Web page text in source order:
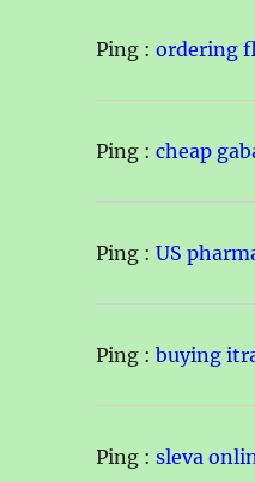
Ping :ordering
Ping :cheap
Ping :US
Ping :buying
Ping :sleva